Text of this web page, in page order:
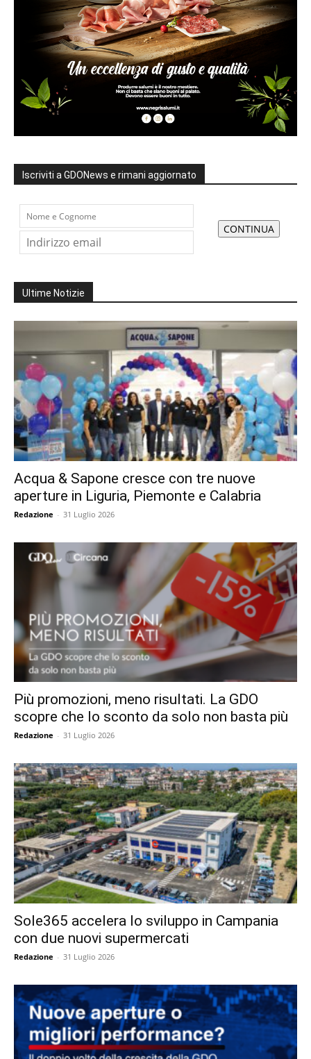
Iscriviti a GDONews e rimani aggiornato
Ultime Notizie
Acqua & Sapone cresce con tre nuove
aperture in Liguria, Piemonte e Calabria
Redazione - 31 Luglio 2026
Più promozioni, meno risultati. La GDO
scopre che lo sconto da solo non basta più
Redazione - 31 Luglio 2026
Sole365 accelera lo sviluppo in Campania
con due nuovi supermercati
Redazione - 31 Luglio 2026